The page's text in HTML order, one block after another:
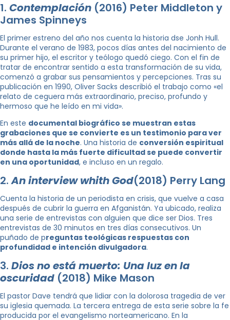
1. Contemplación (2016) Peter Middleton y
James Spinneys
El primer estreno del año nos cuenta la historia dse Jonh Hull.
Durante el verano de 1983, pocos días antes del nacimiento de
su primer hijo, el escritor y teólogo quedó ciego. Con el fin de
tratar de encontrar sentido a esta transformación de su vida,
comenzó a grabar sus pensamientos y percepciones. Tras su
publicación en 1990, Oliver Sacks describió el trabajo como «el
relato de ceguera más extraordinario, preciso, profundo y
hermoso que he leído en mi vida».
En este documental biográfico se muestran estas
grabaciones que se convierte es un testimonio para ver
más allá de la noche. Una historia de conversión espiritual
donde hasta la más fuerte dificultad se puede convertir
en una oportunidad, e incluso en un regalo.
2.An interview whith God(2018) Perry Lang
Cuenta la historia de un periodista en crisis, que vuelve a casa
después de cubrir la guerra en Afganistán. Ya ubicado, realiza
una serie de entrevistas con alguien que dice ser Dios. Tres
entrevistas de 30 minutos en tres días consecutivos. Un
puñado de preguntas teológicas respuestas con
profundidad e intención divulgadora.
3. Dios no está muerto: Una luz en la
oscuridad (2018) Mike Mason
El pastor Dave tendrá que lidiar con la dolorosa tragedia de ver
su iglesia quemada. La tercera entrega de esta serie sobre la fe
producida por el evangelismo norteamericano. En la